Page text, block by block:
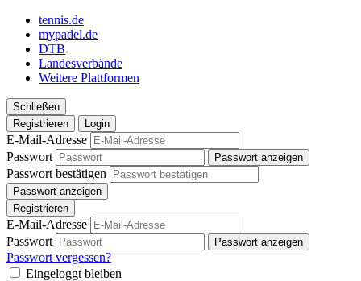
tennis.de
mypadel.de
DTB
Landesverbände
Weitere Plattformen
Schließen
Registrieren
Login
E-Mail-Adresse
Passwort
Passwort anzeigen
Passwort bestätigen
Passwort anzeigen
Registrieren
E-Mail-Adresse
Passwort
Passwort anzeigen
Passwort vergessen?
Eingeloggt bleiben